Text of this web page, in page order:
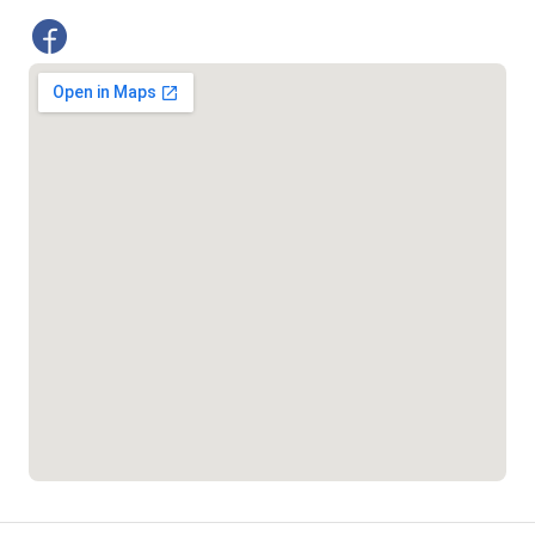
১৬১২২